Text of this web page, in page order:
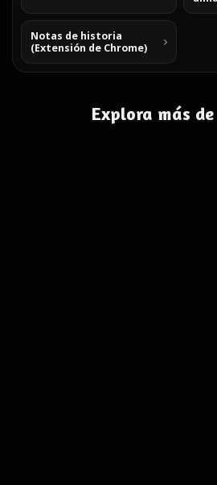
Notas de historia
(Extensión de Chrome)
Explora más